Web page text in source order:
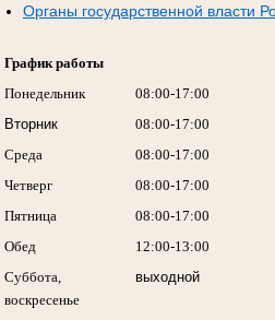
Органы государственной власти
График работы
Понедельник
08:00-17:00
Вторник
08:00-17:00
Среда
08:00-17:00
Четверг
08:00-17:00
Пятница
08:00-17:00
Обед
12:00-13:00
Суббота,
воскресенье
выходной